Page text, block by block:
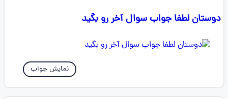
دوستان لطفا جواب سوال آخر رو بگید
نمایش جواب